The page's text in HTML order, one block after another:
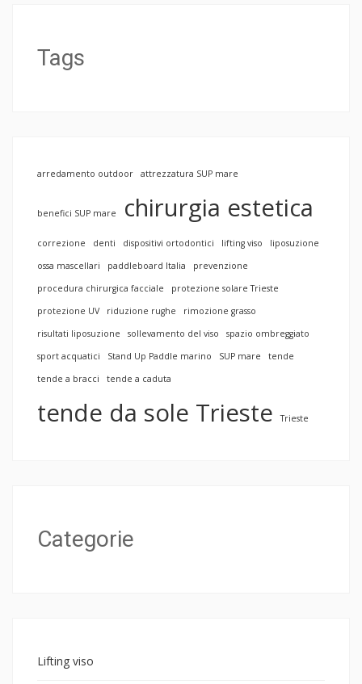
Tags
arredamento outdoor attrezzatura SUP mare
benefici SUP mare chirurgia estetica
correzione denti dispositivi ortodontici lifting viso
liposuzione
ossa mascellari
paddleboard Italia
prevenzione
procedura chirurgica facciale
protezione solare Trieste
protezione UV
riduzione rughe
rimozione grasso
risultati liposuzione
sollevamento del viso
spazio ombreggiato
sport acquatici
Stand Up Paddle marino SUP mare
tende
tende a bracci
tende a caduta
tende da sole Trieste Trieste
Categorie
Lifting viso